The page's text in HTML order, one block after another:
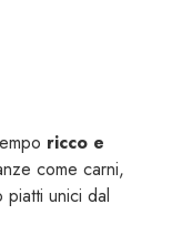
ricco e
come carni,
piatti unici dal